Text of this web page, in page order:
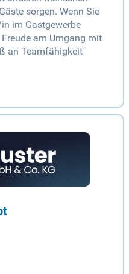
sorgen. Wenn Sie
im Gastgewerbe
am Umgang mit
an Teamfähigkeit